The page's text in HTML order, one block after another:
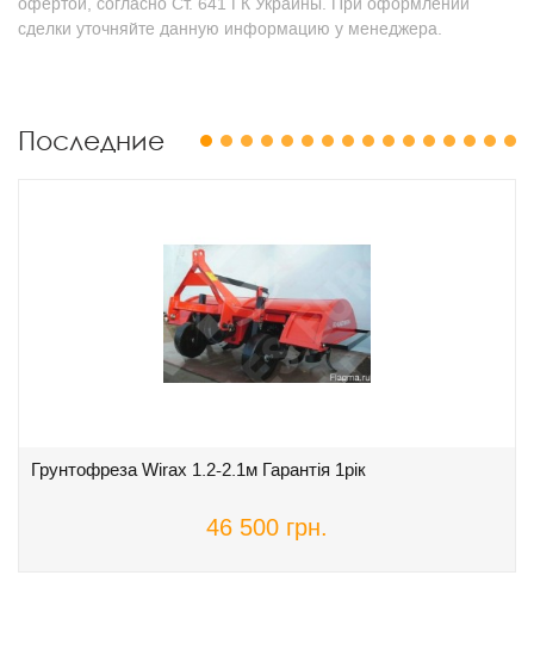
сделки уточняйте данную информацию у менеджера.
Последние
Грунтофреза Wirax 1.2-2.1м Гарантія 1рік
46 500 грн.
1 2 3 4 5 6 7 8 9 10 11 12 13 14 15 16